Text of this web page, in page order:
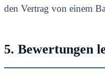
den Vertrag von einem
5. Bewertungen